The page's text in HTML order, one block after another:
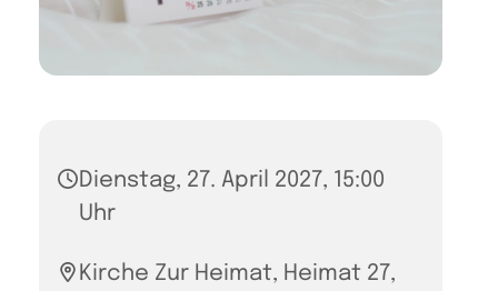
Dienstag, 27. April 2027, 15:00
Uhr
Kirche Zur Heimat, Heimat 27,